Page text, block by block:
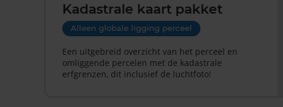
Kadastrale kaart pakket
Alleen globale ligging perceel
Een uitgebreid overzicht van het perceel en
omliggende percelen met de kadastrale
erfgrenzen, dit inclusief de luchtfoto!